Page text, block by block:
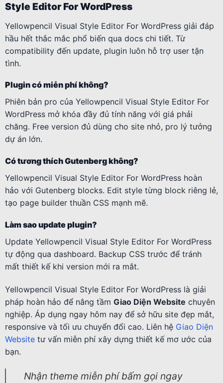
Style Editor For WordPress
Yellowpencil Visual Style Editor For WordPress giải đáp
hầu hết thắc mắc phổ biến qua docs chi tiết. Từ
compatibility đến update, plugin luôn hỗ trợ user tận
tình.
Plugin có miễn phí không?
Phiên bản pro của Yellowpencil Visual Style Editor For
WordPress mở khóa đầy đủ tính năng với giá phải
chăng. Free version đủ dùng cho site nhỏ, pro lý tưởng
dự án lớn.
Có tương thích Gutenberg không?
Yellowpencil Visual Style Editor For WordPress hoàn
hảo với Gutenberg blocks. Edit style từng block riêng lẻ,
tạo page builder thuần CSS mạnh mẽ.
Làm sao update plugin?
Update Yellowpencil Visual Style Editor For WordPress
tự động qua dashboard. Backup CSS trước để tránh
mất thiết kế khi version mới ra mắt.
Yellowpencil Visual Style Editor For WordPress là giải
pháp hoàn hảo để nâng tầm Giao Diện Website chuyên
nghiệp. Áp dụng ngay hôm nay để sở hữu site đẹp mắt,
responsive và tối ưu chuyển đổi cao. Liên hệ Giao Diện
Website tư vấn miễn phí xây dựng thiết kế mơ ước của
bạn.
Nhận theme miễn phí bấm gọi ngay